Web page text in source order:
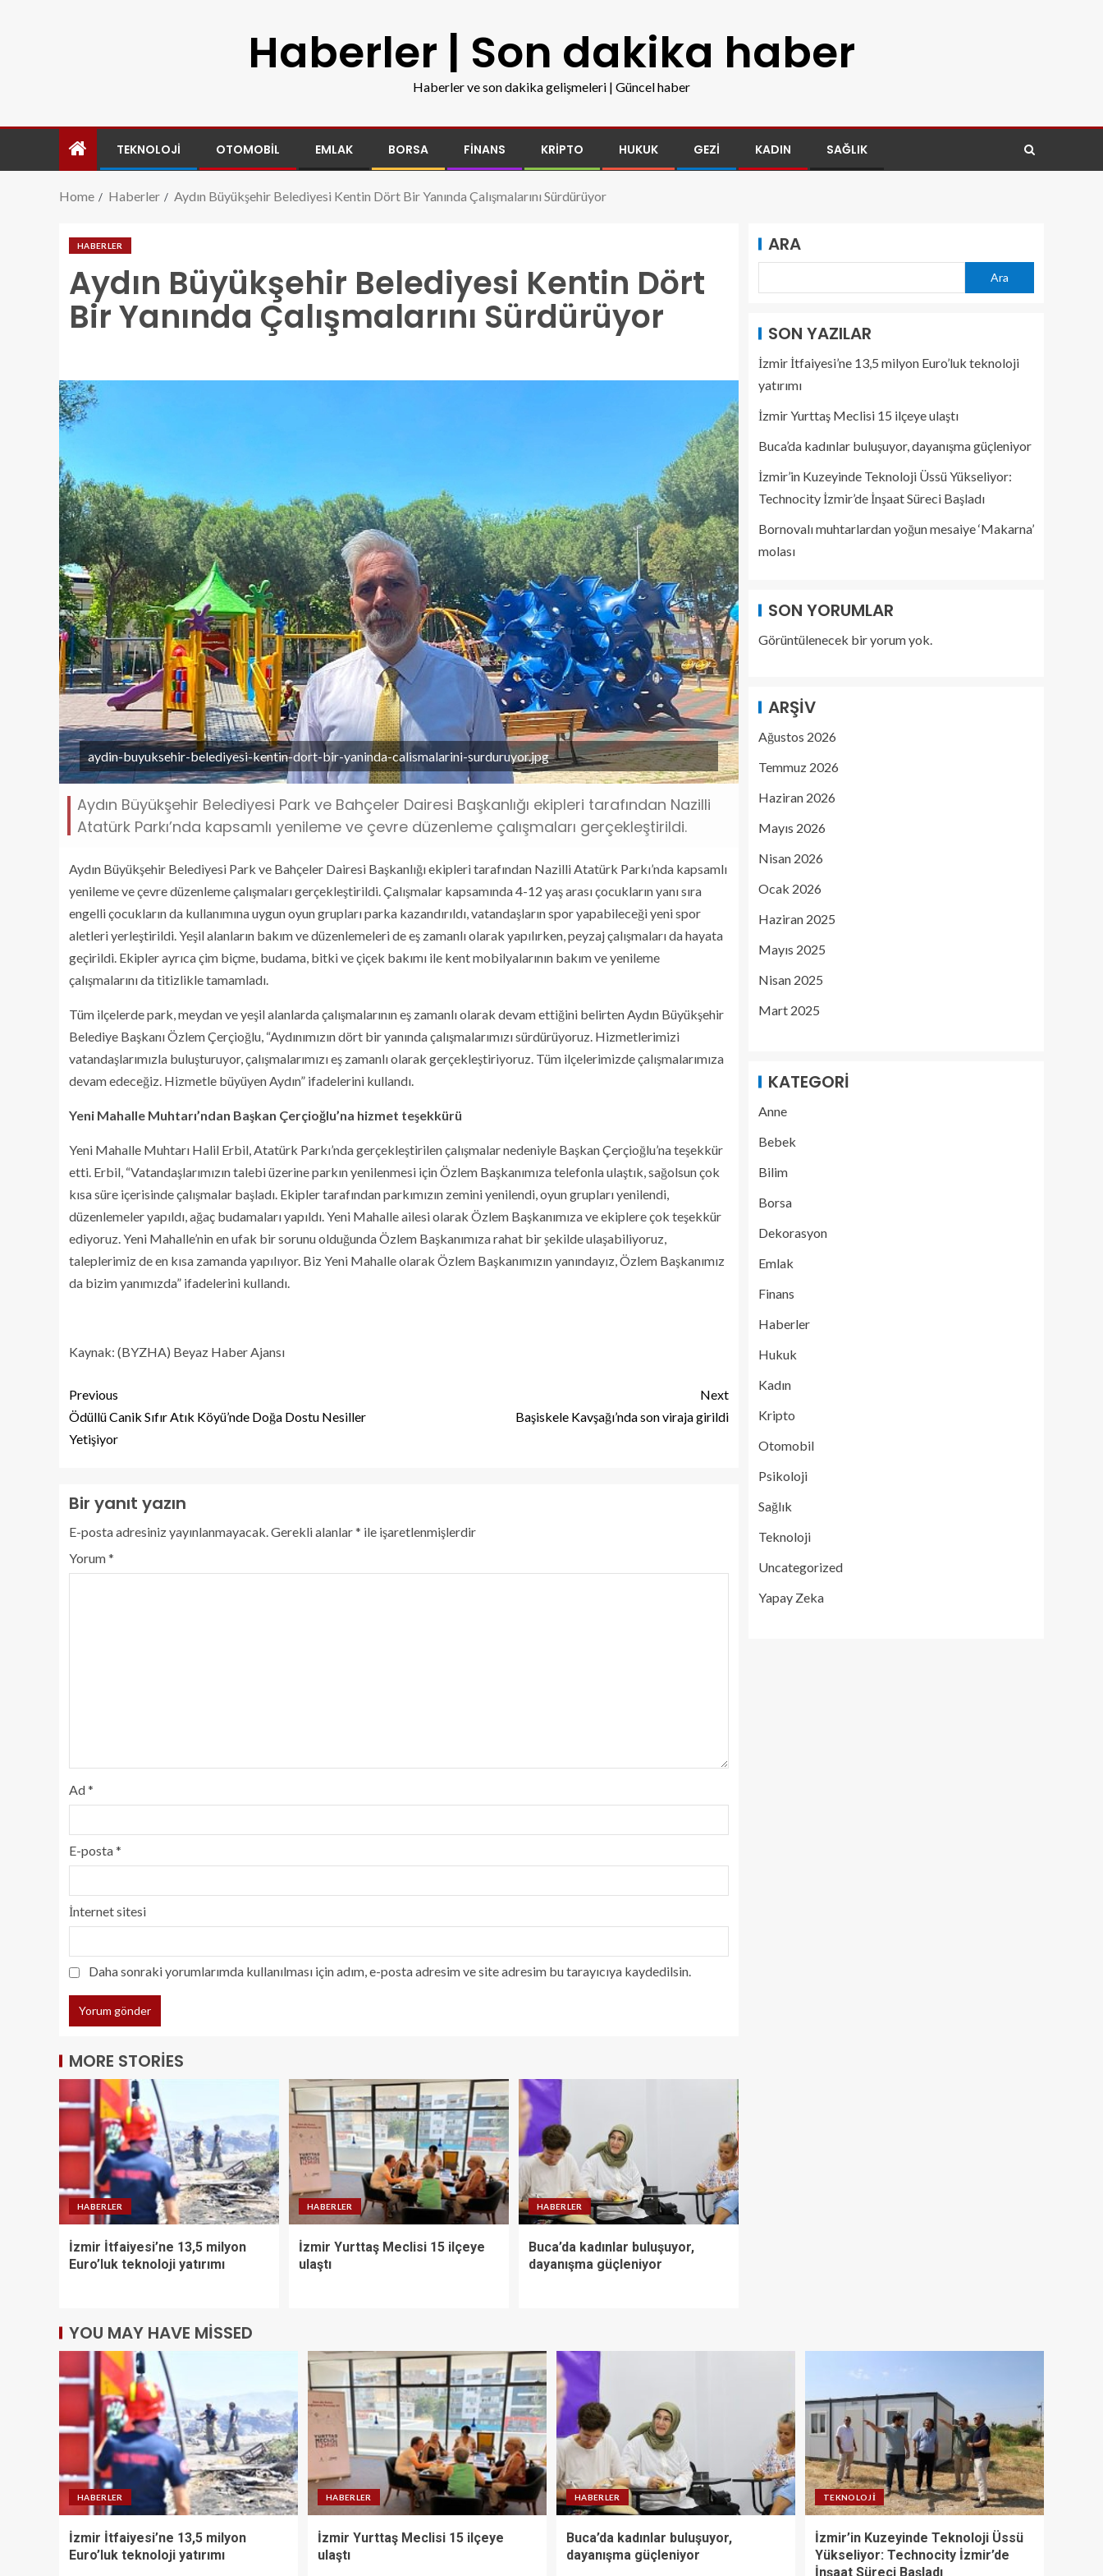
Haberler | Son dakika haber
Haberler ve son dakika gelişmeleri | Güncel haber
TEKNOLOJI OTOMOBIL EMLAK BORSA FINANS KRIPTO HUKUK GEZI KADIN SAĞLIK
Home Haberler Aydın Büyükşehir Belediyesi Kentin Dört Bir Yanında Çalışmalarını Sürdürüyor
HABERLER
Aydın Büyükşehir Belediyesi Kentin Dört
Bir Yanında Çalışmalarını Sürdürüyor
aydin-buyuksehir-belediyesi-kentin-dort-bir-yaninda-calismalarini-surduruyor.jpg
Aydın Büyükşehir Belediyesi Park ve Bahçeler Dairesi Başkanlığı ekipleri tarafından Nazilli
Atatürk Parkı’nda kapsamlı yenileme ve çevre düzenleme çalışmaları gerçekleştirildi.
Aydın Büyükşehir Belediyesi Park ve Bahçeler Dairesi Başkanlığı ekipleri tarafından Nazilli Atatürk Parkı’nda kapsamlı
yenileme ve çevre düzenleme çalışmaları gerçekleştirildi. Çalışmalar kapsamında 4-12 yaş arası çocukların yanı sıra
engelli çocukların da kullanımına uygun oyun grupları parka kazandırıldı, vatandaşların spor yapabileceği yeni spor
aletleri yerleştirildi. Yeşil alanların bakım ve düzenlemeleri de eş zamanlı olarak yapılırken, peyzaj çalışmaları da hayata
geçirildi. Ekipler ayrıca çim biçme, budama, bitki ve çiçek bakımı ile kent mobilyalarının bakım ve yenileme
çalışmalarını da titizlikle tamamladı.
Tüm ilçelerde park, meydan ve yeşil alanlarda çalışmalarının eş zamanlı olarak devam ettiğini belirten Aydın Büyükşehir
Belediye Başkanı Özlem Çerçioğlu, “Aydınımızın dört bir yanında çalışmalarımızı sürdürüyoruz. Hizmetlerimizi
vatandaşlarımızla buluşturuyor, çalışmalarımızı eş zamanlı olarak gerçekleştiriyoruz. Tüm ilçelerimizde çalışmalarımıza
devam edeceğiz. Hizmetle büyüyen Aydın” ifadelerini kullandı.
Yeni Mahalle Muhtarı’ndan Başkan Çerçioğlu’na hizmet teşekkürü
Yeni Mahalle Muhtarı Halil Erbil, Atatürk Parkı’nda gerçekleştirilen çalışmalar nedeniyle Başkan Çerçioğlu’na teşekkür
etti. Erbil, “Vatandaşlarımızın talebi üzerine parkın yenilenmesi için Özlem Başkanımıza telefonla ulaştık, sağolsun çok
kısa süre içerisinde çalışmalar başladı. Ekipler tarafından parkımızın zemini yenilendi, oyun grupları yenilendi,
düzenlemeler yapıldı, ağaç budamaları yapıldı. Yeni Mahalle ailesi olarak Özlem Başkanımıza ve ekiplere çok teşekkür
ediyoruz. Yeni Mahalle’nin en ufak bir sorunu olduğunda Özlem Başkanımıza rahat bir şekilde ulaşabiliyoruz,
taleplerimiz de en kısa zamanda yapılıyor. Biz Yeni Mahalle olarak Özlem Başkanımızın yanındayız, Özlem Başkanımız
da bizim yanımızda” ifadelerini kullandı.
Kaynak: (BYZHA) Beyaz Haber Ajansı
Previous
Ödüllü Canik Sıfır Atık Köyü’nde Doğa Dostu Nesiller
Yetişiyor
Next
Başiskele Kavşağı’nda son viraja girildi
Bir yanıt yazın
E-posta adresiniz yayınlanmayacak.Gerekli alanlar* ile işaretlenmişlerdir
Yorum*
Ad*
E-posta*
İnternet sitesi
Daha sonraki yorumlarımda kullanılması için adım, e-posta adresim ve site adresim bu tarayıcıya kaydedilsin.
MORE STORIES
HABERLER
İzmir İtfaiyesi’ne 13,5 milyon
Euro’luk teknoloji yatırımı
HABERLER
İzmir Yurttaş Meclisi 15 ilçeye
ulaştı
HABERLER
Buca’da kadınlar buluşuyor,
dayanışma güçleniyor
ARA
Ara
SON YAZILAR
İzmir İtfaiyesi’ne 13,5 milyon Euro’luk teknoloji
yatırımı
İzmir Yurttaş Meclisi 15 ilçeye ulaştı
Buca’da kadınlar buluşuyor, dayanışma güçleniyor
İzmir’in Kuzeyinde Teknoloji Üssü Yükseliyor:
Technocity İzmir’de İnşaat Süreci Başladı
Bornovalı muhtarlardan yoğun mesaiye ‘Makarna’
molası
SON YORUMLAR
Görüntülenecek bir yorum yok.
ARŞIV
Ağustos 2026
Temmuz 2026
Haziran 2026
Mayıs 2026
Nisan 2026
Ocak 2026
Haziran 2025
Mayıs 2025
Nisan 2025
Mart 2025
KATEGORI
Anne
Bebek
Bilim
Borsa
Dekorasyon
Emlak
Finans
Haberler
Hukuk
Kadın
Kripto
Otomobil
Psikoloji
Sağlık
Teknoloji
Uncategorized
Yapay Zeka
YOU MAY HAVE MISSED
HABERLER
İzmir İtfaiyesi’ne 13,5 milyon
Euro’luk teknoloji yatırımı
HABERLER
İzmir Yurttaş Meclisi 15 ilçeye
ulaştı
HABERLER
Buca’da kadınlar buluşuyor,
dayanışma güçleniyor
TEKNOLOJI
İzmir’in Kuzeyinde Teknoloji Üssü
Yükseliyor: Technocity İzmir’de
İnşaat Süreci Başladı